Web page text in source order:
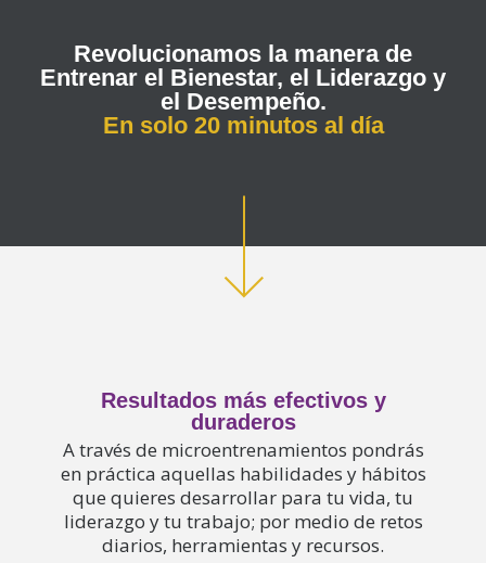
Revolucionamos la manera de
Entrenar el Bienestar, el Liderazgo y
el Desempeño.
En solo 20 minutos al día
Resultados más efectivos y
duraderos
A través de microentrenamientos pondrás
en práctica aquellas habilidades y hábitos
que quieres desarrollar para tu vida, tu
liderazgo y tu trabajo; por medio de retos
diarios, herramientas y recursos.